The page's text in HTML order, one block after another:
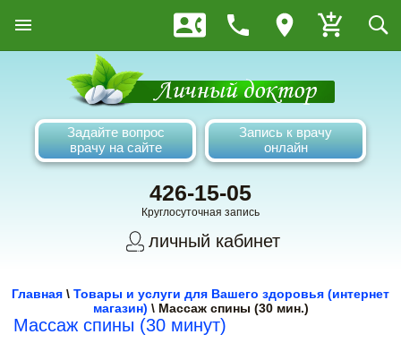
Задайте вопрос
врачу на сайте
Запись к врачу
онлайн
426-15-05
Круглосуточная запись
личный кабинет
Главная \ Товары и услуги для Вашего здоровья (интернет
магазин) \ Массаж спины (30 мин.)
Массаж спины (30 минут)